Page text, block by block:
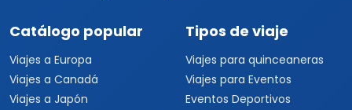
Catálogo popular
Viajes a Europa
Viajes a Canadá
Viajes a Japón
Tipos de viaje
Viajes para quinceaneras
Viajes para Eventos
Eventos Deportivos